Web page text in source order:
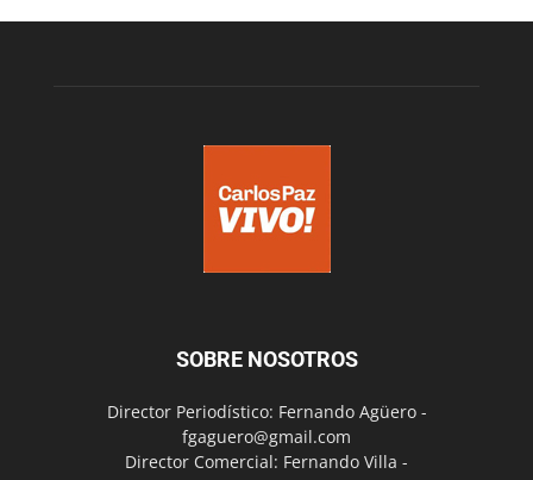
SOBRE NOSOTROS
Director Periodístico: Fernando Agüero -
fgaguero@gmail.com
Director Comercial: Fernando Villa -